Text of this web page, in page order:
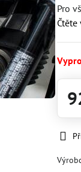
Pro
Čtěte